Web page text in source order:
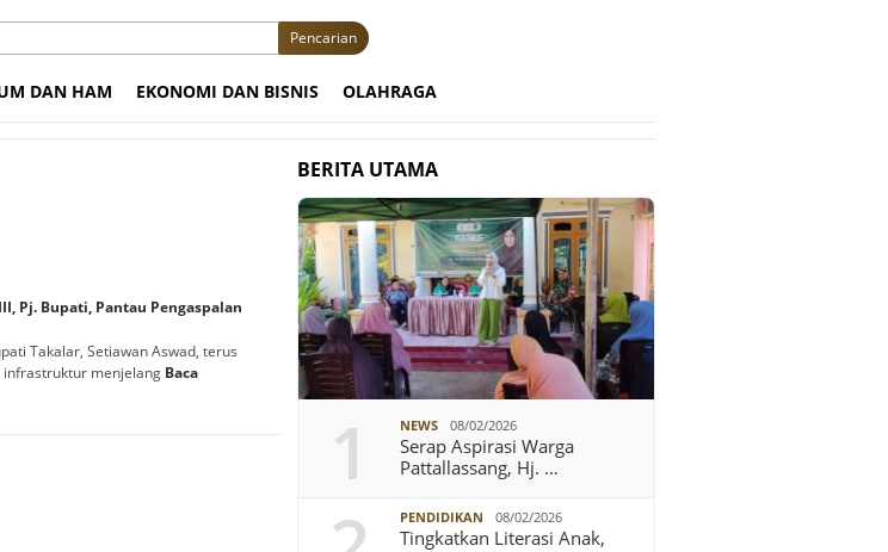
Pencarian
DAN HAM EKONOMI DAN BISNIS OLAHRAGA
Pj. Bupati, Pantau Pengaspalan
Takalar, Setiawan Aswad, terus
menjelang Baca
BERITA UTAMA
1 NEWS 08/02/2026
Serap Aspirasi Warga
Pattallassang, Hj. …
PENDIDIKAN 08/02/2026
Tingkatkan Literasi Anak,